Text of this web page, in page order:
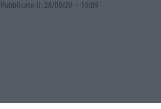
Pubblicato il: 28/09/20 – 15:09